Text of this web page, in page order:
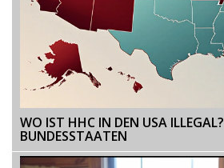
WO IST HHC IN DEN USA
BUNDESSTAATEN